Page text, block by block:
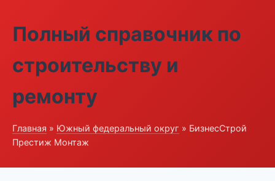
Полный справочник по
строительству и
ремонту
Главная » Южный федеральный округ » БизнесСтрой
Престиж Монтаж